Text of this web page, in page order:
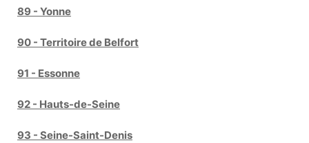
89 - Yonne
90 - Territoire de Belfort
91 - Essonne
92 - Hauts-de-Seine
93 - Seine-Saint-Denis